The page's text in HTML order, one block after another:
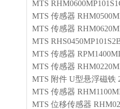
MTS
MTS 传感器
MTS 传感器
MTS
MTS 传感器
MTS 传感器
MTS 附件 U型悬浮磁铁
MTS 传感器
MTS 位移传感器